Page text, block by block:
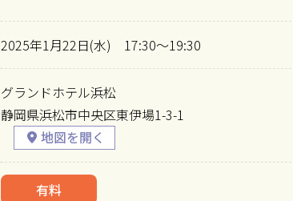
2025年1月22日(水) 17:30～19:30
グランドホテル浜松
静岡県浜松市中央区東伊場1-3-1
有料